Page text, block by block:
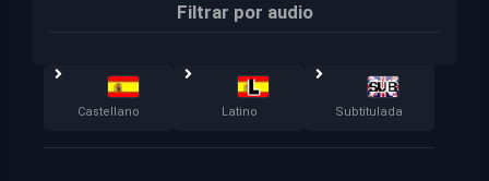
Filtrar por audio
Castellano Latino Subtitulada